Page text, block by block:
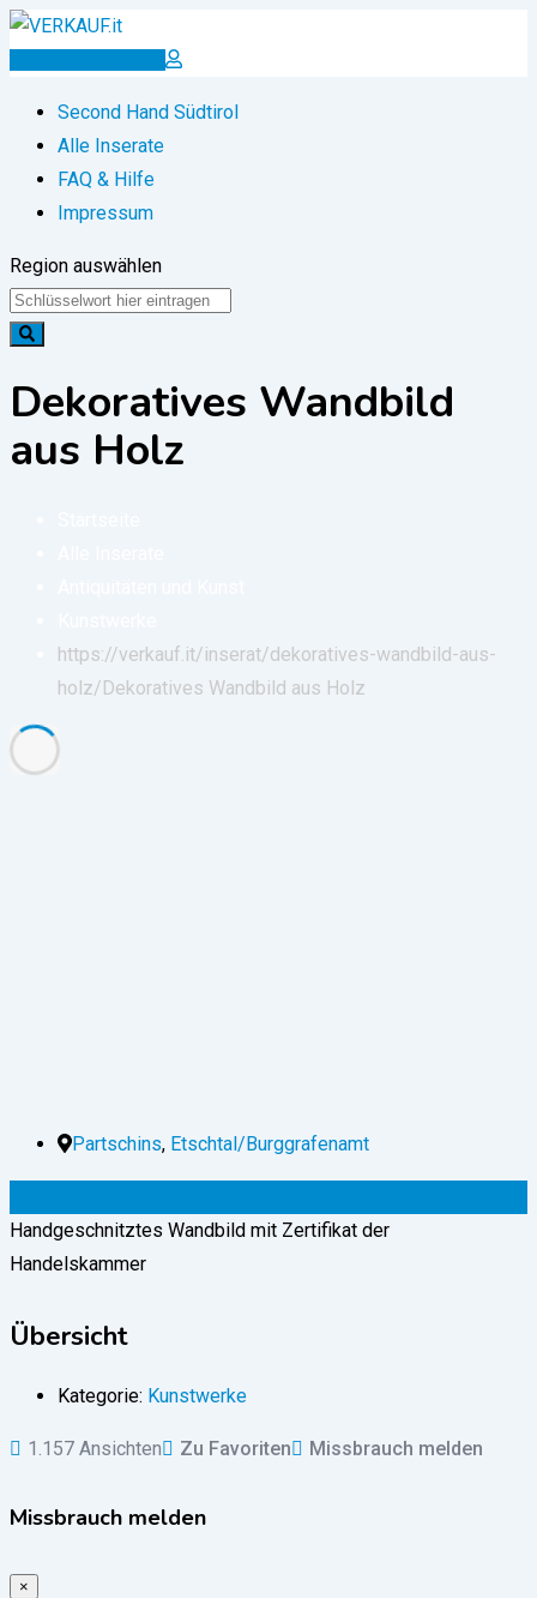
Zum
Inserat erstellen
Second Hand Südtirol
Alle Inserate
FAQ & Hilfe
Impressum
Region auswählen
Dekoratives Wandbild
aus Holz
https://verkauf.it/inserat/dekoratives-wandbild-aus-
holz/ Dekoratives Wandbild aus Holz
Partschins, Etschtal/Burggrafenamt
Handgeschnitztes Wandbild mit Zertifikat der
Handelskammer
Übersicht
Kategorie: Kunstwerke
1.157 Ansichten Zu Favoriten Missbrauch melden
Missbrauch melden
×